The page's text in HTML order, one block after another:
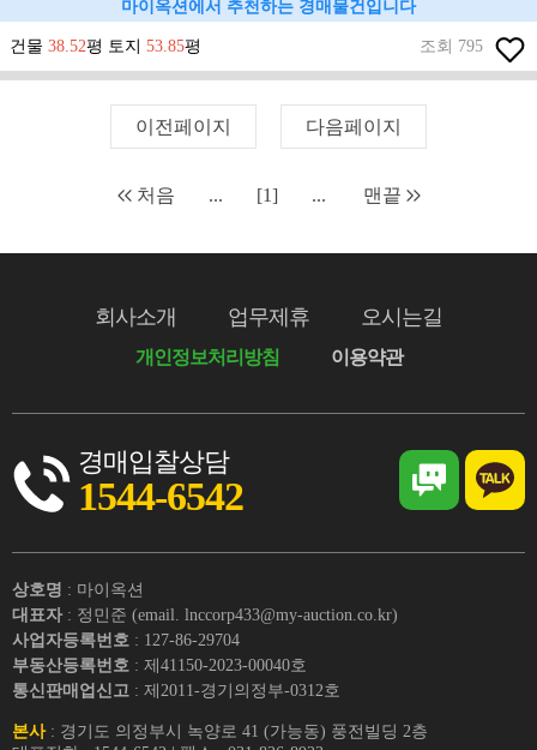
마이옥션에서 추천하는 경매물건입니다
건물 38.52평 토지 53.85평 조회 795
이전페이지 다음페이지
처음 ... [1] ... 맨끝
회사소개 업무제휴 오시는길
개인정보처리방침 이용약관
경매입찰상담
1544-6542
상호명 : 마이옥션
대표자 : 정민준 (email. lnccorp433@my-auction.co.kr)
사업자등록번호 : 127-86-29704
부동산등록번호 : 제41150-2023-00040호
통신판매업신고 : 제2011-경기의정부-0312호
본사: 경기도 의정부시 녹양로 41 (가능동) 풍전빌딩 2층